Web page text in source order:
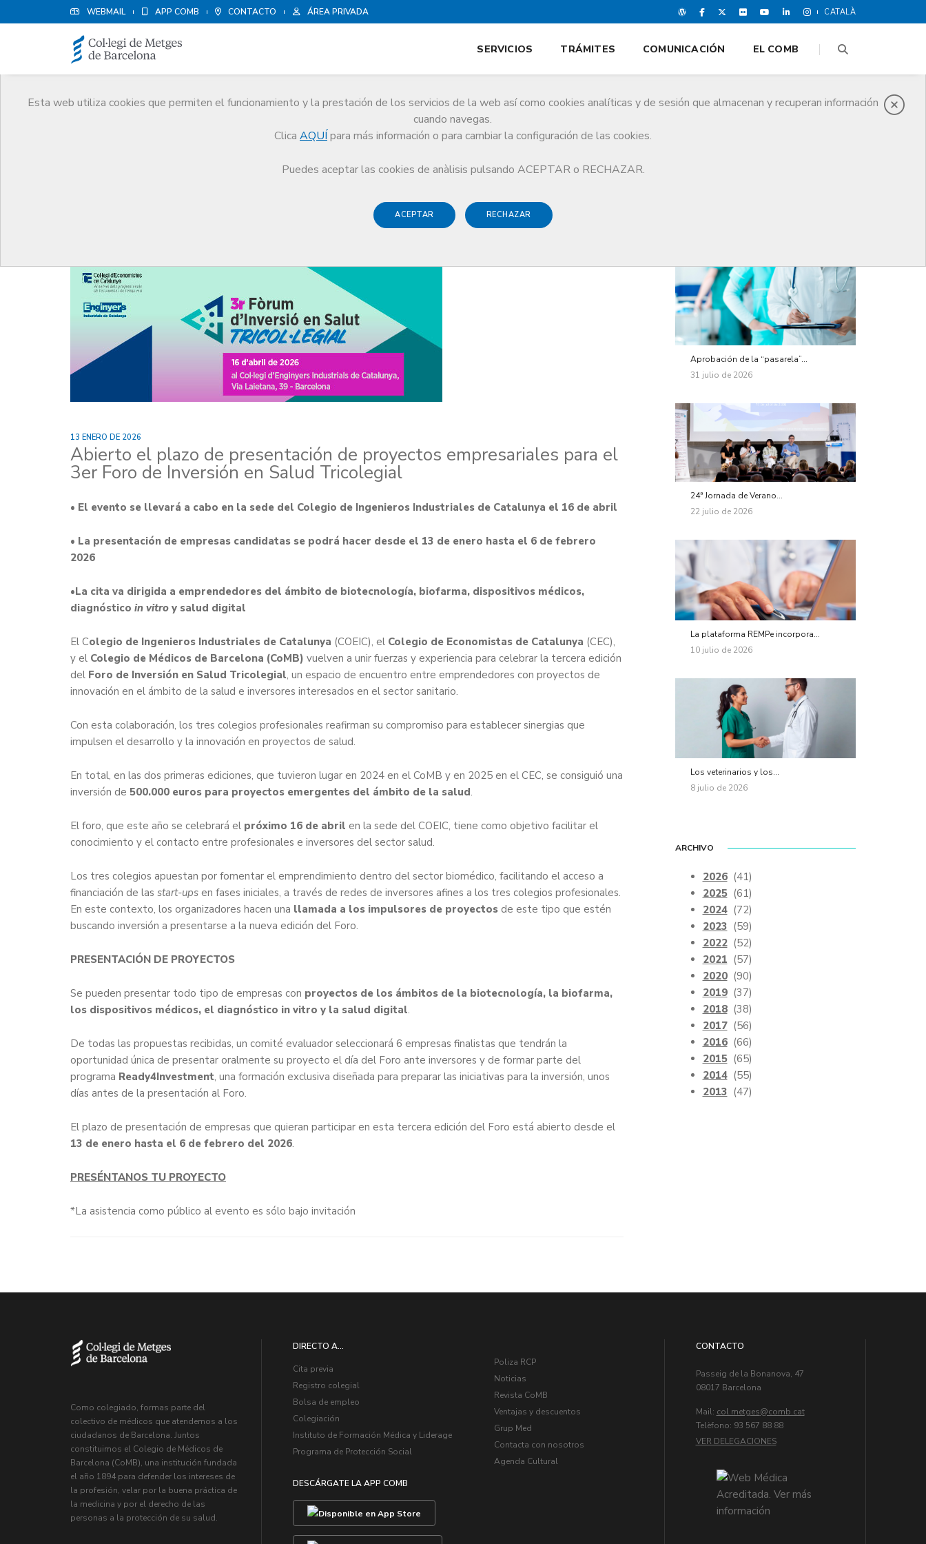
WEBMAIL APP COMB CONTACTO ÁREA PRIVADA CATALÀ
Esta web utiliza cookies que permiten el funcionamiento y la prestación de los servicios de la web así como cookies analíticas y de sesión que almacenan y recuperan información
cuando navegas.
Clica AQUÍ para más información o para cambiar la configuración de las cookies.
Puedes aceptar las cookies de anàlisis pulsando ACEPTAR o RECHAZAR.
ACEPTAR RECHAZAR
SERVICIOS TRÁMITES COMUNICACIÓN EL COMB
Abierto el plazo de presentación de proyectos empresariales para el 3er Foro de Inversión en Salud Tricolegial
13 ENERO DE 2026
Abierto el plazo de presentación de proyectos empresariales para el
3er Foro de Inversión en Salud Tricolegial
• El evento se llevará a cabo en la sede del Colegio de Ingenieros Industriales de Catalunya el 16 de abril
• La presentación de empresas candidatas se podrá hacer desde el 13 de enero hasta el 6 de febrero
2026
•La cita va dirigida a emprendedores del ámbito de biotecnología, biofarma, dispositivos médicos,
diagnóstico in vitro y salud digital
El Colegio de Ingenieros Industriales de Catalunya (COEIC), el Colegio de Economistas de Catalunya (CEC),
y el Colegio de Médicos de Barcelona (CoMB) vuelven a unir fuerzas y experiencia para celebrar la tercera edición
del Foro de Inversión en Salud Tricolegial, un espacio de encuentro entre emprendedores con proyectos de
innovación en el ámbito de la salud e inversores interesados en el sector sanitario.
Con esta colaboración, los tres colegios profesionales reafirman su compromiso para establecer sinergias que
impulsen el desarrollo y la innovación en proyectos de salud.
En total, en las dos primeras ediciones, que tuvieron lugar en 2024 en el CoMB y en 2025 en el CEC, se consiguió una
inversión de 500.000 euros para proyectos emergentes del ámbito de la salud.
El foro, que este año se celebrará el próximo 16 de abril en la sede del COEIC, tiene como objetivo facilitar el
conocimiento y el contacto entre profesionales e inversores del sector salud.
Los tres colegios apuestan por fomentar el emprendimiento dentro del sector biomédico, facilitando el acceso a
financiación de las start-ups en fases iniciales, a través de redes de inversores afines a los tres colegios profesionales.
En este contexto, los organizadores hacen una llamada a los impulsores de proyectos de este tipo que estén
buscando inversión a presentarse a la nueva edición del Foro.
PRESENTACIÓN DE PROYECTOS
Se pueden presentar todo tipo de empresas con proyectos de los ámbitos de la biotecnología, la biofarma,
los dispositivos médicos, el diagnóstico in vitro y la salud digital.
De todas las propuestas recibidas, un comité evaluador seleccionará 6 empresas finalistas que tendrán la
oportunidad única de presentar oralmente su proyecto el día del Foro ante inversores y de formar parte del
programa Ready4Investment, una formación exclusiva diseñada para preparar las iniciativas para la inversión, unos
días antes de la presentación al Foro.
El plazo de presentación de empresas que quieran participar en esta tercera edición del Foro está abierto desde el
13 de enero hasta el 6 de febrero del 2026.
PRESÉNTANOS TU PROYECTO
*La asistencia como público al evento es sólo bajo invitación
Aprobación de la “pasarela”...
31 julio de 2026
24ª Jornada de Verano...
22 julio de 2026
La plataforma REMPe incorpora...
10 julio de 2026
Los veterinarios y los...
8 julio de 2026
ARCHIVO
2026 (41)
2025 (61)
2024 (72)
2023 (59)
2022 (52)
2021 (57)
2020 (90)
2019 (37)
2018 (38)
2017 (56)
2016 (66)
2015 (65)
2014 (55)
2013 (47)
Como colegiado, formas parte del
colectivo de médicos que atendemos a los
ciudadanos de Barcelona. Juntos
constituimos el Colegio de Médicos de
Barcelona (CoMB), una institución fundada
el año 1894 para defender los intereses de
la profesión, velar por la buena práctica de
la medicina y por el derecho de las
personas a la protección de su salud.
DIRECTO A...
Cita previa
Registro colegial
Bolsa de empleo
Colegiación
Instituto de Formación Médica y Liderage
Programa de Protección Social
DESCÁRGATE LA APP COMB
Poliza RCP
Noticias
Revista CoMB
Ventajas y descuentos
Grup Med
Contacta con nosotros
Agenda Cultural
CONTACTO
Passeig de la Bonanova, 47
08017 Barcelona
Mail: col.metges
Telèfono: 93 567 88 88
VER DELEGACIONES